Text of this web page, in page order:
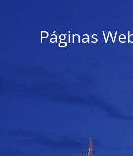
Páginas